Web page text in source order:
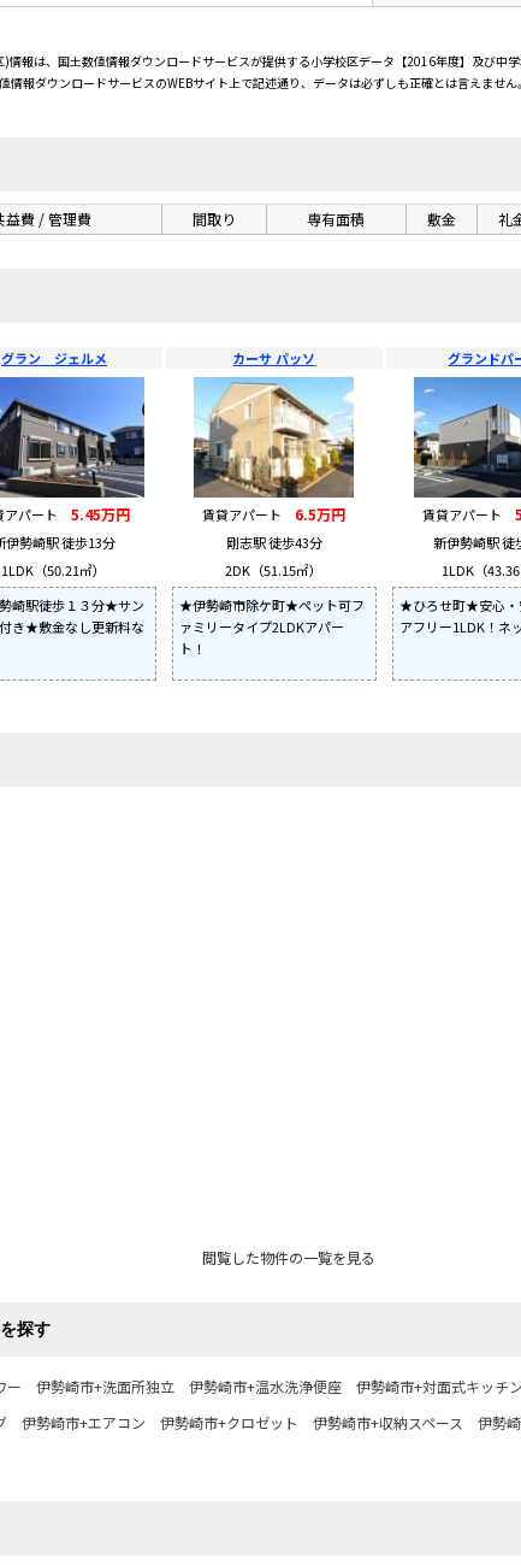
報は、国土数値情報ダウンロードサービスが提供する小学校区データ【2016年度】及び中
情報ダウンロードサービスのWEBサイト上で記述通り、データは必ずしも正確とは言えませ
益費 / 管理費 間取り 専有面積 敷金 礼
グラン ジェルメ
アパート 5.45万円
伊勢崎駅 徒歩13分
1LDK（50.21㎡）
崎駅徒歩１３分★サン
き★敷金なし更新料な
カーサ パッソ
賃貸アパート 6.5万円
剛志駅 徒歩43分
2DK（51.15㎡）
★伊勢崎市除ケ町★ペット可フ
ァミリータイプ2LDKアパー
ト！
グランドパ
賃貸アパート
新伊勢崎駅 徒
1LDK（43.36
★ひろせ町★安心・
アフリー1LDK！ネ
閲覧した物件の一覧を見る
探す
ー 伊勢崎市+洗面所独立 伊勢崎市+温水洗浄便座 伊勢崎市+対面式キッチン
伊勢崎市+エアコン 伊勢崎市+クロゼット 伊勢崎市+収納スペース 伊勢